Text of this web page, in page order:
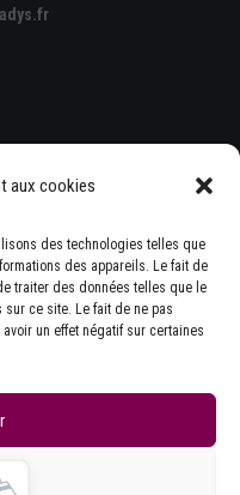
aux cookies
des technologies telles que
des appareils. Le fait de
traiter des données telles que le
ce site. Le fait de ne pas
un effet négatif sur certaines